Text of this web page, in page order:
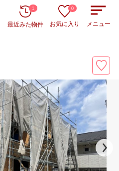
最近みた物件
1
お気に入り
0
メニュー